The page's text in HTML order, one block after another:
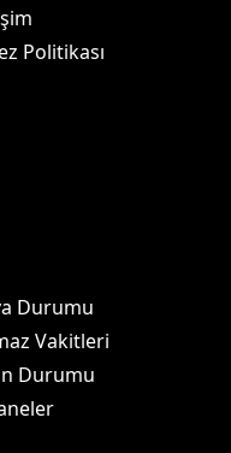
Politikası
Durumu
Vakitleri
Durumu